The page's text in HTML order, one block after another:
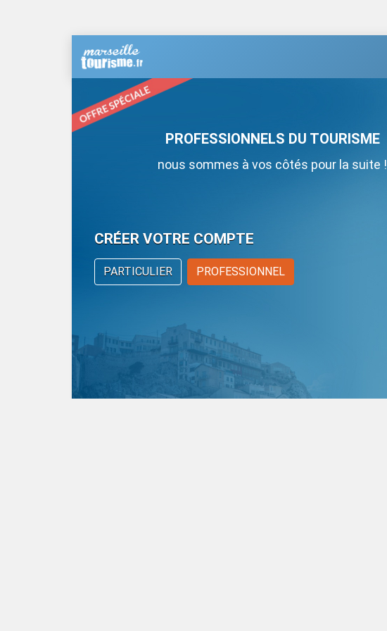
PROFESSIONNELS DU TOURISME
nous sommes à vos côtés pour la suite !
CRÉER VOTRE COMPTE
PARTICULIER PROFESSIONNEL